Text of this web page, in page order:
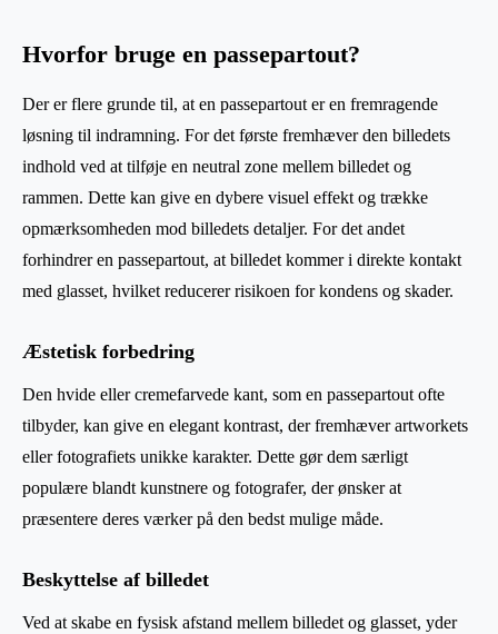
Hvorfor bruge en passepartout?
Der er flere grunde til, at en passepartout er en fremragende
løsning til indramning. For det første fremhæver den billedets
indhold ved at tilføje en neutral zone mellem billedet og
rammen. Dette kan give en dybere visuel effekt og trække
opmærksomheden mod billedets detaljer. For det andet
forhindrer en passepartout, at billedet kommer i direkte kontakt
med glasset, hvilket reducerer risikoen for kondens og skader.
Æstetisk forbedring
Den hvide eller cremefarvede kant, som en passepartout ofte
tilbyder, kan give en elegant kontrast, der fremhæver artworkets
eller fotografiets unikke karakter. Dette gør dem særligt
populære blandt kunstnere og fotografer, der ønsker at
præsentere deres værker på den bedst mulige måde.
Beskyttelse af billedet
Ved at skabe en fysisk afstand mellem billedet og glasset, yder